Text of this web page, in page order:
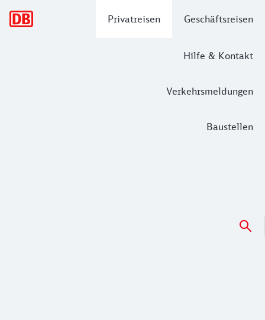
Privatreisen Geschäftsreisen
Hilfe & Kontakt
Verkehrsmeldungen
Baustellen